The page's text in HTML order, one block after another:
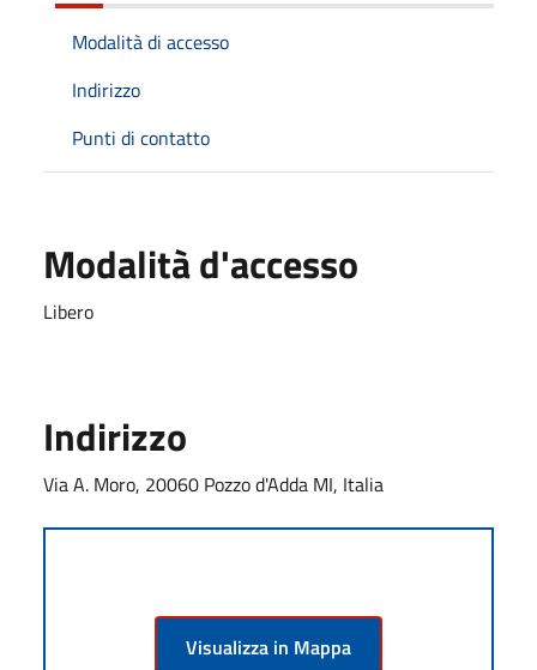
Modalità di accesso
Indirizzo
Punti di contatto
Modalità d'accesso
Libero
Indirizzo
Via A. Moro, 20060 Pozzo d'Adda MI, Italia
Visualizza in Mappa